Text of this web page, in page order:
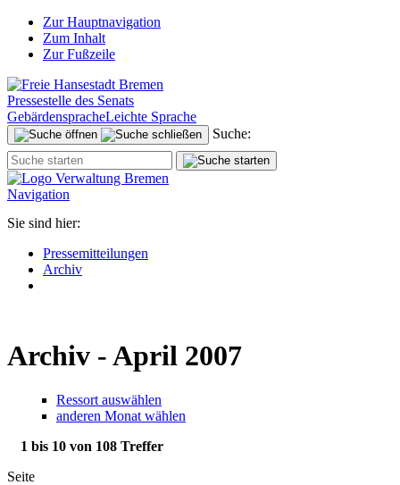
Zur Hauptnavigation
Zum Inhalt
Zur Fußzeile
Pressestelle des Senats
GebärdenspracheLeichte Sprache
Suche:
Navigation
Sie sind hier:
Pressemitteilungen
Archiv
Archiv - April 2007
Ressort auswählen
anderen Monat wählen
1 bis 10 von 108 Treffer
Seite